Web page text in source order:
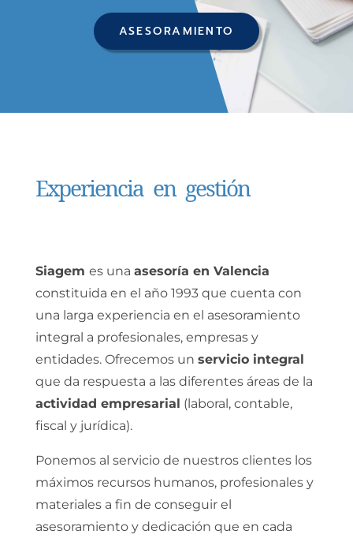
ASESORAMIENTO
Experiencia en gestión
Siagem es una asesoría en Valencia
constituida en el año 1993 que cuenta con
una larga experiencia en el asesoramiento
integral a profesionales, empresas y
entidades. Ofrecemos un servicio integral
que da respuesta a las diferentes áreas de la
actividad empresarial (laboral, contable,
fiscal y jurídica).
Ponemos al servicio de nuestros clientes los
máximos recursos humanos, profesionales y
materiales a fin de conseguir el
asesoramiento y dedicación que en cada